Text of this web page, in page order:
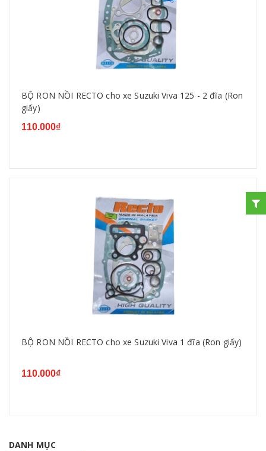
BỘ RON NỒI RECTO cho xe Suzuki Viva 125 - 2 đĩa (Ron
giấy)
110.000₫
BỘ RON NỒI RECTO cho xe Suzuki Viva 1 đĩa (Ron giấy)
110.000₫
DANH MỤC